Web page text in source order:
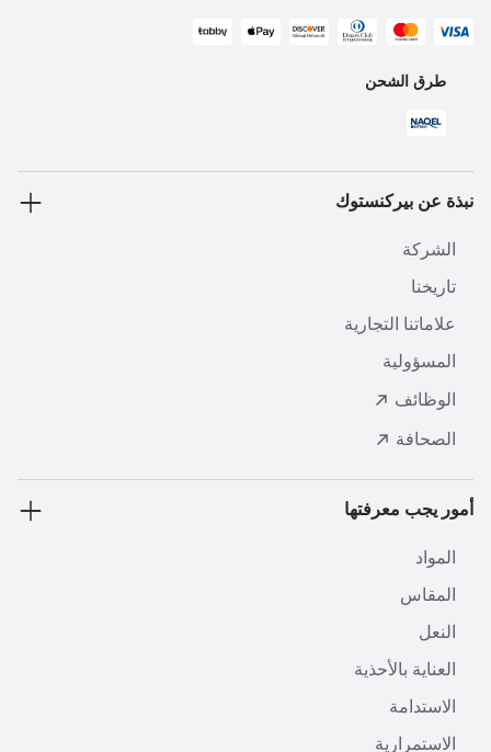
طرق الشحن
نبذة عن بيركنستوك
الشركة
تاريخنا
علاماتنا التجارية
المسؤولية
الوظائف
الصحافة
أمور يجب معرفتها
المواد
المقاس
النعل
العناية بالأحذية
الاستدامة
الاستمرارية